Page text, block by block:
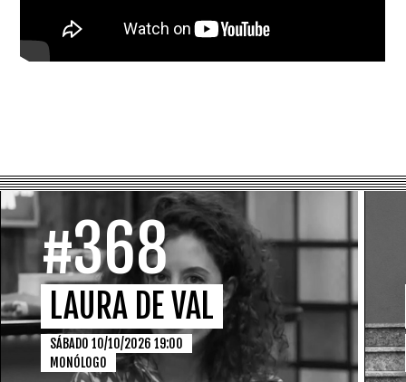
#368
LAURA DE VAL
SÁBADO 10/10/2026 19:00
MONÓLOGO